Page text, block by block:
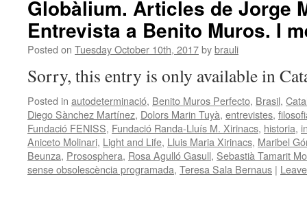
Globàlium. Articles de Jorge
Entrevista a Benito Muros. I
Posted on Tuesday October 10th, 2017bybrauli
Sorry, this entry is only available in
Posted in autodeterminació, Benito Muros Perfecto, Brasil,
Diego Sànchez Martínez, Dolors Marin Tuyà, entrevistes,
Fundació FENISS, Fundació Randa-Lluís M. Xirinacs, historia,
Aniceto Molinari, Light and Life, Lluis Maria Xirinacs, Maribel
Beunza, Prososphera, Rosa Agulló Gasull, Sebastià Tamarit
sense obsolescència programada, Teresa Sala Bernaus |